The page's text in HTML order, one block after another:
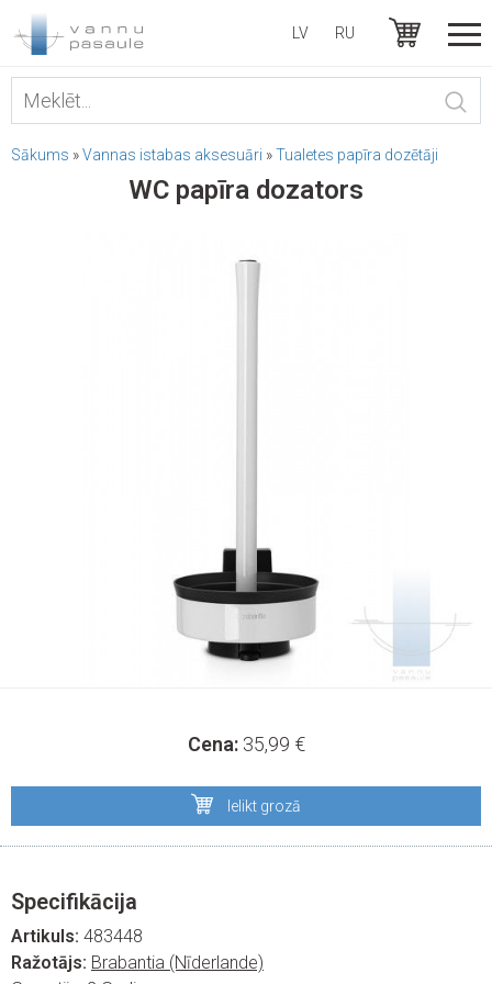
LV RU
Sākums »Vannas istabas aksesuāri »Tualetes papīra dozētāji
WC papīra dozators
Cena: 35,99 €
Ielikt grozā
Specifikācija
Artikuls: 483448
Ražotājs: Brabantia (Nīderlande)